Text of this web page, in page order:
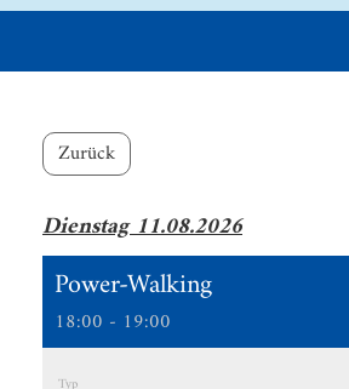
Zurück
Dienstag 11.08.2026
Power-Walking
18:00 - 19:00